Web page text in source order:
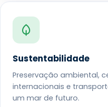
Sustentabilidade
Preservação ambiental,
internacionais e
um mar de futuro.